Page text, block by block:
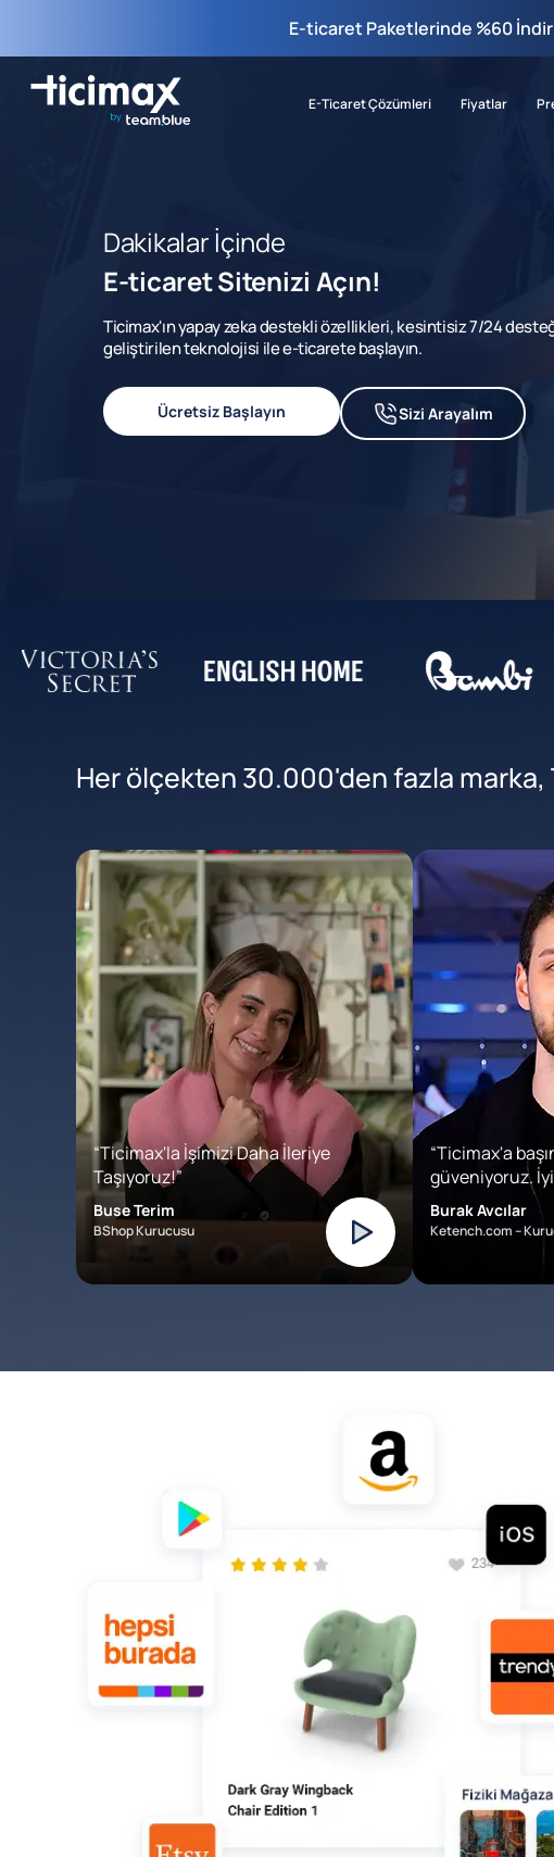
E-ticaret Paketlerinde %60
E-Ticaret Çözümleri Fiyatlar
Dakikalar İçinde
E-ticaret Sitenizi Açın!
Ticimax'ın yapay zeka destekli özellikleri, kesintisiz 7/24
geliştirilen teknolojisi ile e-ticarete başlayın.
Ücretsiz Başlayın Sizi Arayalım
Her ölçekten 30.000'den fazla marka,
“Ticimax'la İşimizi Daha İleriye
Taşıyoruz!”
Buse Terim
BShop Kurucusu
“Ticimax'a
güveniyoruz.
Burak Avcılar
Ketench.com –